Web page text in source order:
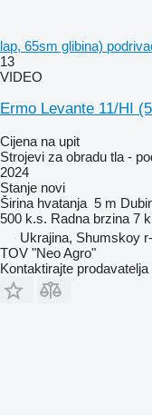
lap, 65sm glibina)
13
VIDEO
Ermo Levante 11/HI
Cijena na upit
Strojevi za obradu tla -
2024
Stanje novi
Širina hvatanja 5 m
500 k.s. Radna brzina 7
Ukrajina, Shumskoy
TOV "Neo Agro"
Kontaktirajte prodavatelja